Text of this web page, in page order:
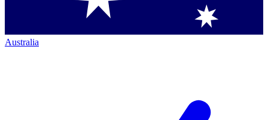
Australia